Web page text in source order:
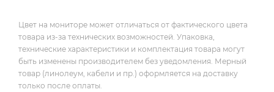
Цвет на мониторе может отличаться от фактического цвета
товара из-за технических возможностей. Упаковка,
технические характеристики и комплектация товара могут
быть изменены производителем без уведомления. Мерный
товар (линолеум, кабели и пр.) оформляется на доставку
только после оплаты.